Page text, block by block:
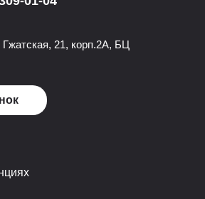
Гжатская, 21, корп.2А, БЦ